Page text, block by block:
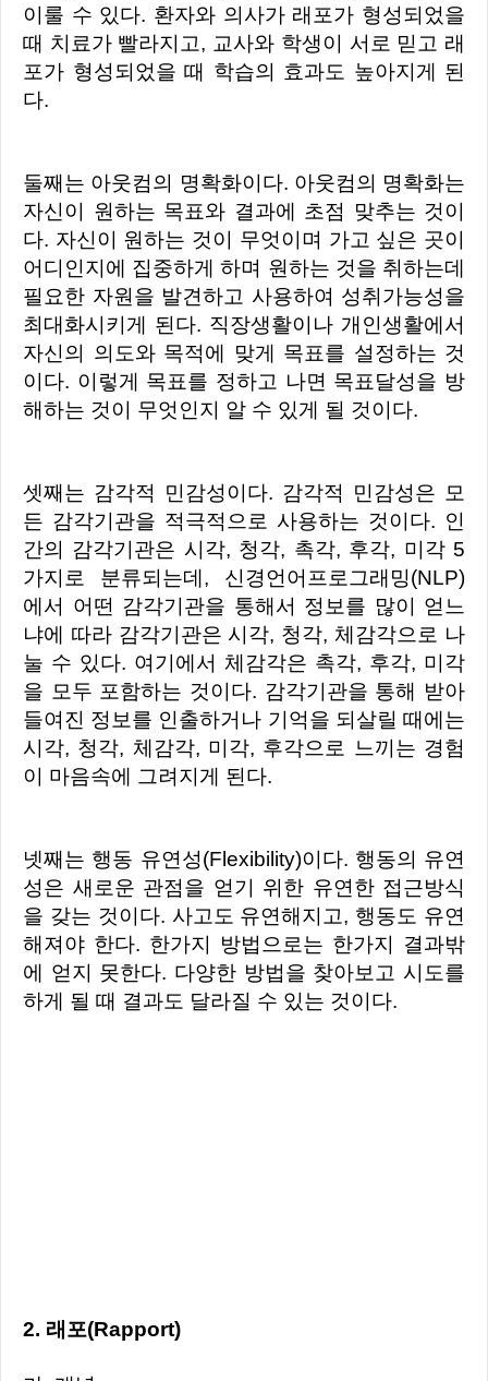
이룰 수 있다. 환자와 의사가 래포가 형성되었을
때 치료가 빨라지고, 교사와 학생이 서로 믿고 래
포가 형성되었을 때 학습의 효과도 높아지게 된
다.
둘째는 아웃컴의 명확화이다. 아웃컴의 명확화는
자신이 원하는 목표와 결과에 초점 맞추는 것이
다. 자신이 원하는 것이 무엇이며 가고 싶은 곳이
어디인지에 집중하게 하며 원하는 것을 취하는데
필요한 자원을 발견하고 사용하여 성취가능성을
최대화시키게 된다. 직장생활이나 개인생활에서
자신의 의도와 목적에 맞게 목표를 설정하는 것
이다. 이렇게 목표를 정하고 나면 목표달성을 방
해하는 것이 무엇인지 알 수 있게 될 것이다.
셋째는 감각적 민감성이다. 감각적 민감성은 모
든 감각기관을 적극적으로 사용하는 것이다. 인
간의 감각기관은 시각, 청각, 촉각, 후각, 미각 5
가지로 분류되는데, 신경언어프로그래밍(NLP)
에서 어떤 감각기관을 통해서 정보를 많이 얻느
냐에 따라 감각기관은 시각, 청각, 체감각으로 나
눌 수 있다. 여기에서 체감각은 촉각, 후각, 미각
을 모두 포함하는 것이다. 감각기관을 통해 받아
들여진 정보를 인출하거나 기억을 되살릴 때에는
시각, 청각, 체감각, 미각, 후각으로 느끼는 경험
이 마음속에 그려지게 된다.
넷째는 행동 유연성(Flexibility)이다. 행동의 유연
성은 새로운 관점을 얻기 위한 유연한 접근방식
을 갖는 것이다. 사고도 유연해지고, 행동도 유연
해져야 한다. 한가지 방법으로는 한가지 결과밖
에 얻지 못한다. 다양한 방법을 찾아보고 시도를
하게 될 때 결과도 달라질 수 있는 것이다.
2. 래포(Rapport)